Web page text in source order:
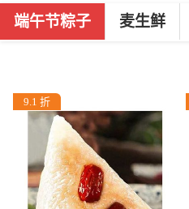
端午节粽子 麦生鲜
9.1 折